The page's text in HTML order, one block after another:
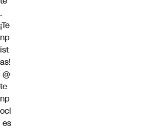
.
¡Te
np
ist
as!
@
te
np
ocl
es